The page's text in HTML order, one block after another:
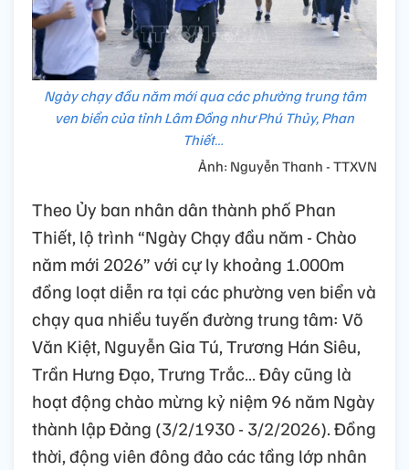
Ngày chạy đầu năm mới qua các phường trung tâm
ven biển của tỉnh Lâm Đồng như Phú Thủy, Phan
Thiết…
Ảnh: Nguyễn Thanh - TTXVN
Theo Ủy ban nhân dân thành phố Phan
Thiết, lộ trình “Ngày Chạy đầu năm - Chào
năm mới 2026” với cự ly khoảng 1.000m
đồng loạt diễn ra tại các phường ven biển và
chạy qua nhiều tuyến đường trung tâm: Võ
Văn Kiệt, Nguyễn Gia Tú, Trương Hán Siêu,
Trần Hưng Đạo, Trưng Trắc… Đây cũng là
hoạt động chào mừng kỷ niệm 96 năm Ngày
thành lập Đảng (3/2/1930 - 3/2/2026). Đồng
thời, động viên đông đảo các tầng lớp nhân